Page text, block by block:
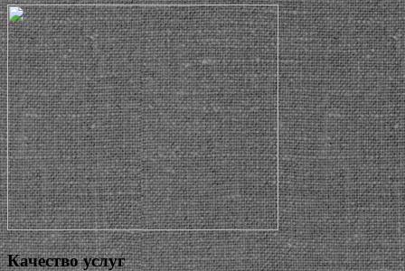
Качество услуг